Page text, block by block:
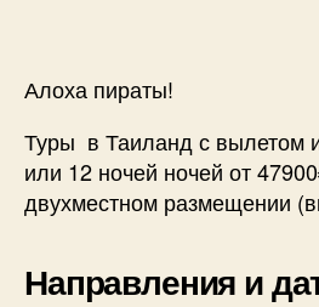
Алоха пираты!
Туры в Таиланд с вылетом
или 12 ночей ночей от
двухместном размещении
Направления и